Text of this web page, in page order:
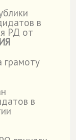
в
РД от
грамоту
в